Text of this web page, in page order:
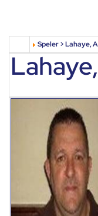
Speler > Lahaye,